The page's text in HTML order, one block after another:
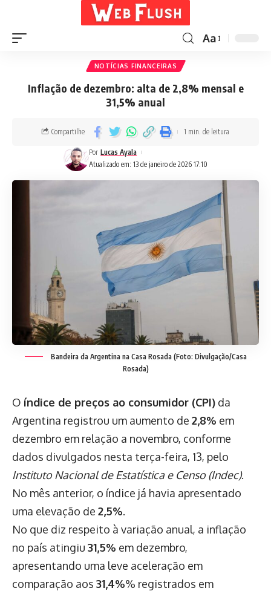
Aa
NOTÍCIAS FINANCEIRAS
Inflação de dezembro: alta de 2,8% mensal e
31,5% anual
Atualizado em: 13 de janeiro de 2026 17:10
Por Lucas Ayala
Compartilhe 1 min. de leitura
Bandeira da Argentina na Casa Rosada (Foto: Divulgação/Casa
Rosada)
O índice de preços ao consumidor (CPI) da
Argentina registrou um aumento de 2,8% em
dezembro em relação a novembro, conforme
dados divulgados nesta terça-feira, 13, pelo
Instituto Nacional de Estatística e Censo (Indec).
No mês anterior, o índice já havia apresentado
uma elevação de 2,5%.
No que diz respeito à variação anual, a inflação
no país atingiu 31,5% em dezembro,
apresentando uma leve aceleração em
comparação aos 31,4%% registrados em